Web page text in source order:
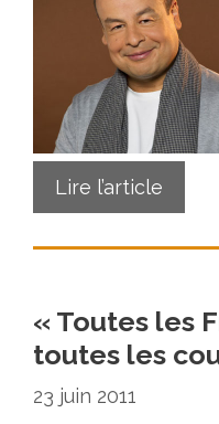
Lire l’article
« Toutes les
toutes les
23 juin 2011